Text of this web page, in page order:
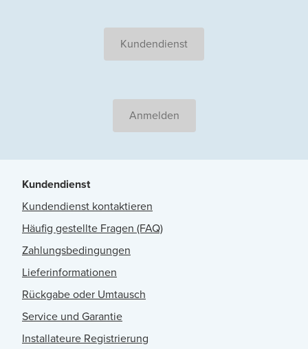
Kundendienst
Anmelden
Kundendienst
Kundendienst kontaktieren
Häufig gestellte Fragen (FAQ)
Zahlungsbedingungen
Lieferinformationen
Rückgabe oder Umtausch
Service und Garantie
Installateure Registrierung